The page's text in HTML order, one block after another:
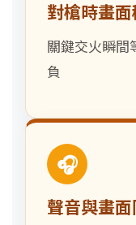
對槍時畫
關鍵交火瞬間
負
🎧
聲音與畫